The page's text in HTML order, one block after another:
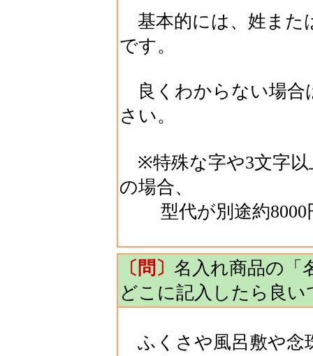
基本的には、姓また
です。
良くわからない場合
さい。
※特殊な字や3文字以
の場合、
型代が別途約8000
〔問〕 名入れ商品の「
どこに記入したら良い
ふくさや風呂敷や念